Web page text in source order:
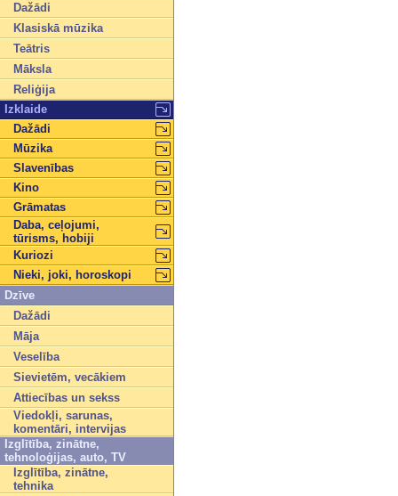
Dažādi
Klasiskā mūzika
Teātris
Māksla
Reliģija
Izklaide
Dažādi
Mūzika
Slavenības
Kino
Grāmatas
Daba, ceļojumi,
tūrisms, hobiji
Kuriozi
Nieki, joki, horoskopi
Dzīve
Dažādi
Māja
Veselība
Sievietēm, vecākiem
Attiecības un sekss
Viedokļi, sarunas,
komentāri, intervijas
Izglītība, zinātne,
tehnoloģijas, auto, TV
Izglītība, zinātne,
tehnika